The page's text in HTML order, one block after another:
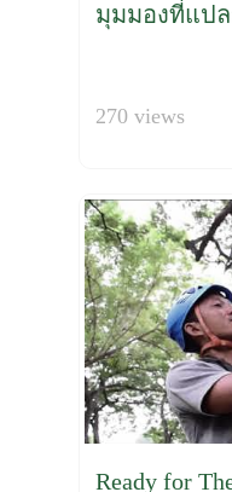
มุมมองที่แป
270 views
Ready for